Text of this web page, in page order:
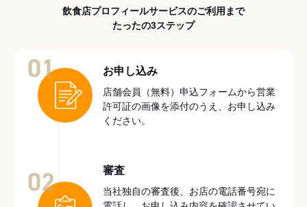
飲食店プロフィールサービスのご利用まで
たったの3ステップ
お申し込み
店舗会員（無料）申込フォームから営業
許可証の画像を添付のうえ、お申し込み
ください。
審査
当社独自の審査後、お店の電話番号宛に